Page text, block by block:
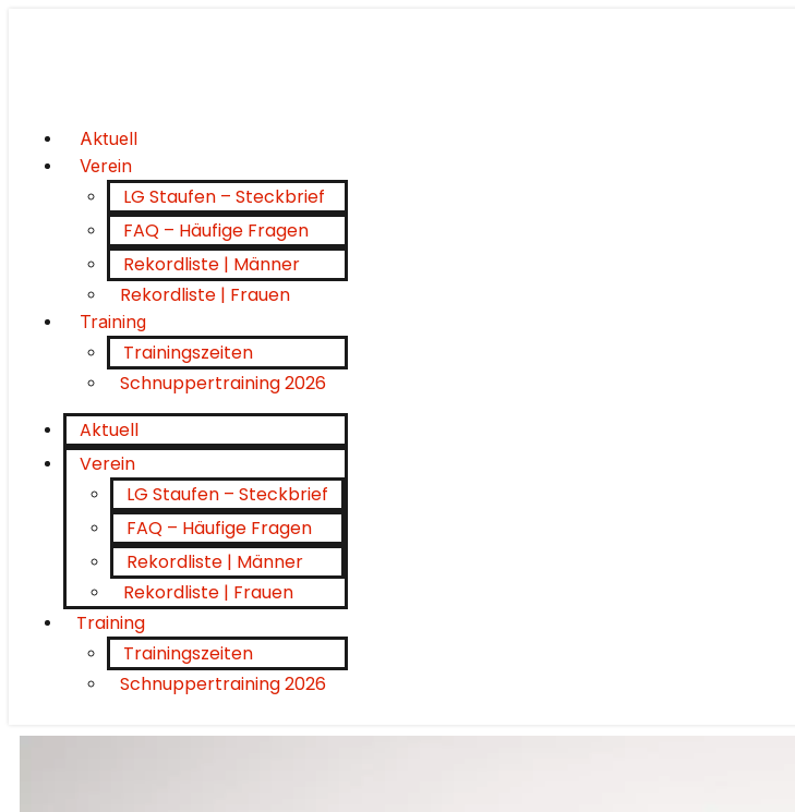
Aktuell
Verein
LG Staufen – Steckbrief
FAQ – Häufige Fragen
Rekordliste | Männer
Rekordliste | Frauen
Training
Trainingszeiten
Schnuppertraining 2026
Aktuell
Verein
LG Staufen – Steckbrief
FAQ – Häufige Fragen
Rekordliste | Männer
Rekordliste | Frauen
Training
Trainingszeiten
Schnuppertraining 2026